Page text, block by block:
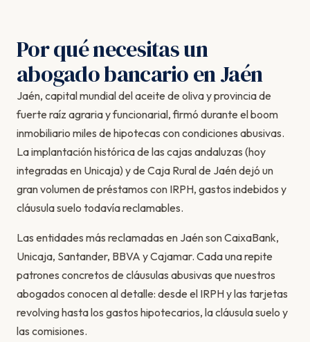
Por qué necesitas un
abogado bancario en Jaén
Jaén, capital mundial del aceite de oliva y provincia de
fuerte raíz agraria y funcionarial, firmó durante el boom
inmobiliario miles de hipotecas con condiciones abusivas.
La implantación histórica de las cajas andaluzas (hoy
integradas en Unicaja) y de Caja Rural de Jaén dejó un
gran volumen de préstamos con IRPH, gastos indebidos y
cláusula suelo todavía reclamables.
Las entidades más reclamadas en Jaén son CaixaBank,
Unicaja, Santander, BBVA y Cajamar. Cada una repite
patrones concretos de cláusulas abusivas que nuestros
abogados conocen al detalle: desde el IRPH y las tarjetas
revolving hasta los gastos hipotecarios, la cláusula suelo y
las comisiones.